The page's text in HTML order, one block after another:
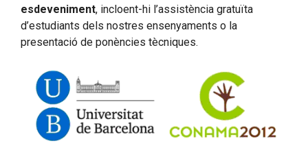
esdeveniment, incloent-hi l’assistència gratuïta
d’estudiants dels nostres ensenyaments o la
presentació de ponències tècniques.